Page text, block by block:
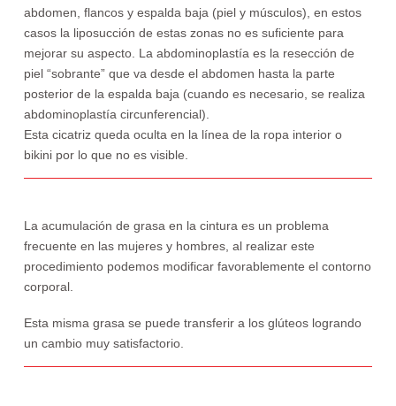
abdomen, flancos y espalda baja (piel y músculos), en estos
casos la liposucción de estas zonas no es suficiente para
mejorar su aspecto. La abdominoplastía es la resección de
piel “sobrante” que va desde el abdomen hasta la parte
posterior de la espalda baja (cuando es necesario, se realiza
abdominoplastía circunferencial).
Esta cicatriz queda oculta en la línea de la ropa interior o
bikini por lo que no es visible.
La acumulación de grasa en la cintura es un problema
frecuente en las mujeres y hombres, al realizar este
procedimiento podemos modificar favorablemente el contorno
corporal.
Esta misma grasa se puede transferir a los glúteos logrando
un cambio muy satisfactorio.